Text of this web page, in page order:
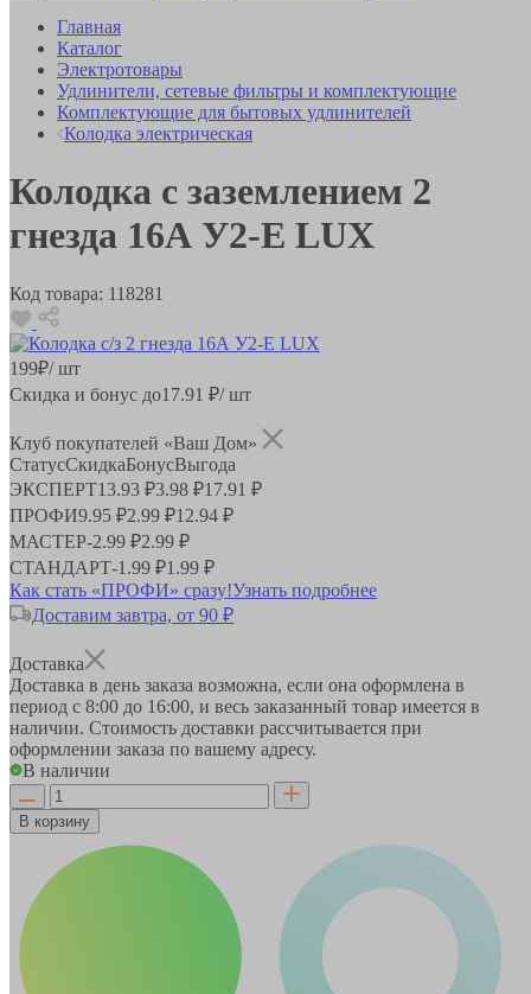
Главная
Каталог
Электротовары
Удлинители, сетевые фильтры и комплектующие
Комплектующие для бытовых удлинителей
Колодка электрическая
Колодка с заземлением 2
гнезда 16А У2-Е LUX
Код товара: 118281
199₽/ шт
Скидка и бонус до17.91 ₽/ шт
Клуб покупателей «Ваш Дом»
СтатусСкидкаБонусВыгода
ЭКСПЕРТ13.93 ₽3.98 ₽17.91 ₽
ПРОФИ9.95 ₽2.99 ₽12.94 ₽
МАСТЕР-2.99 ₽2.99 ₽
СТАНДАРТ-1.99 ₽1.99 ₽
Как стать «ПРОФИ» сразу!Узнать подробнее
Доставим завтра, от 90 ₽
Доставка
Доставка в день заказа возможна, если она оформлена в
период с 8:00 до 16:00, и весь заказанный товар имеется в
наличии. Стоимость доставки рассчитывается при
оформлении заказа по вашему адресу.
В наличии
В корзину